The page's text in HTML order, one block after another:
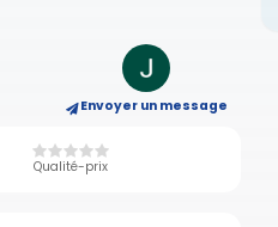
Envoyer un message
Qualité-prix